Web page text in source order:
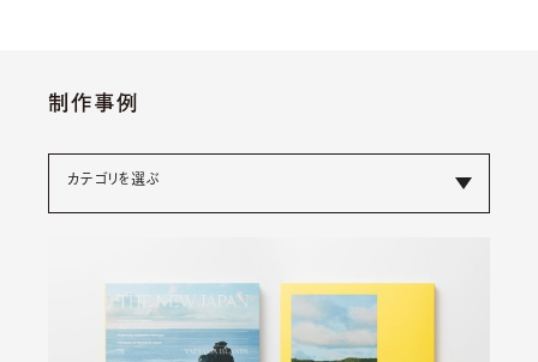
制作事例
カテゴリを選ぶ